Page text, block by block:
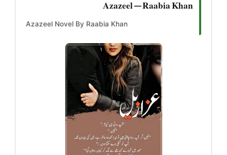
Azazeel Novel By Raabia Khan